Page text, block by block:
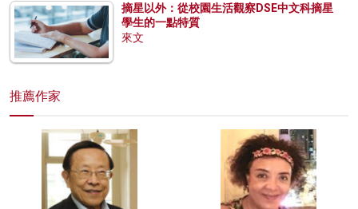
摘星以外：從校園生活觀察DSE中文科摘星
學生的一點特質
來文
推薦作家